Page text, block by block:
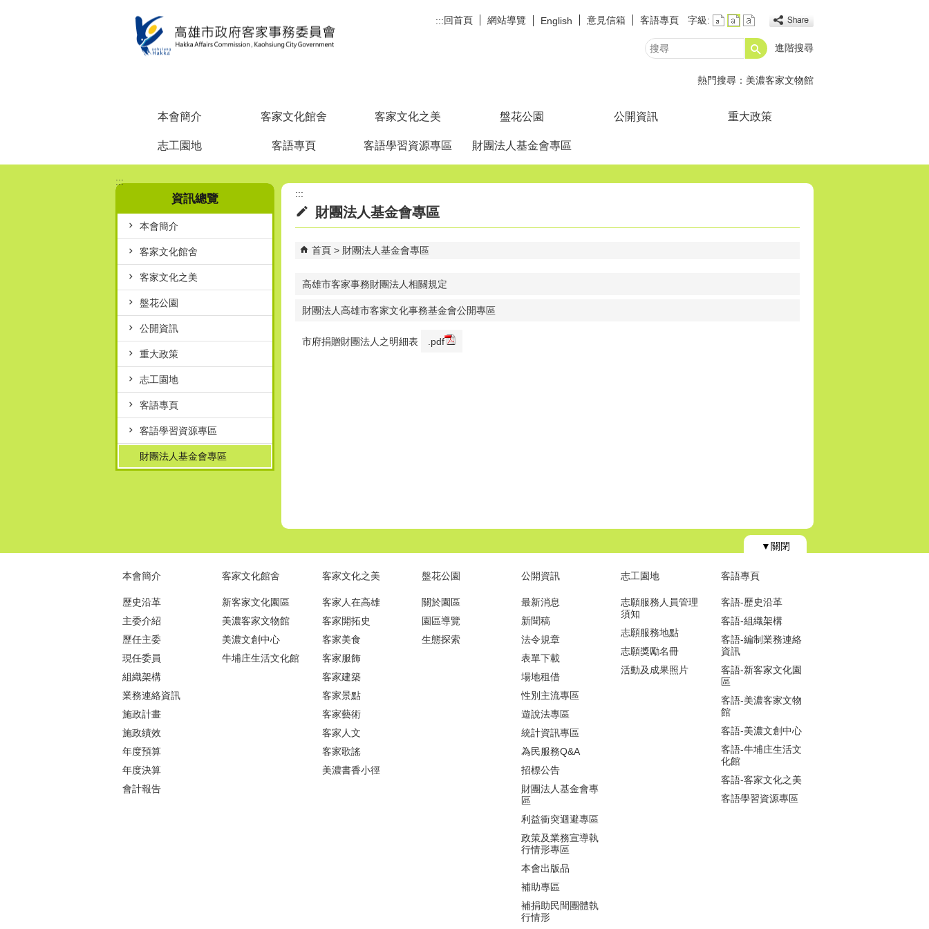
:::回首頁 網站導覽 English 意見信箱 客語專頁 字級:
搜
進階搜尋
熱門搜尋： 美濃客家文物館
本會簡介 客家文化館舍 客家文化之美 盤花公園 公開資訊 重大政策
志工園地 客語專頁 客語學習資源專區 財團法人基金會專區
:::
資訊總覽
本會簡介
客家文化館舍
客家文化之美
盤花公園
公開資訊
重大政策
志工園地
客語專頁
客語學習資源專區
財團法人基金會專區
:::
財團法人基金會專區
首頁 財團法人基金會專區
高雄市客家事務財團法人相關規定
財團法人高雄市客家文化事務基金會公開專區
市府捐贈財團法人之明細表 .pdf
▼關閉
本會簡介
歷史沿革
主委介紹
歷任主委
現任委員
組織架構
業務連絡資訊
施政計畫
施政績效
年度預算
年度決算
會計報告
客家文化館舍
新客家文化園區
美濃客家文物館
美濃文創中心
牛埔庄生活文化館
客家文化之美
客家人在高雄
客家開拓史
客家美食
客家服飾
客家建築
客家景點
客家藝術
客家人文
客家歌謠
美濃書香小徑
盤花公園
關於園區
園區導覽
生態探索
公開資訊
最新消息
新聞稿
法令規章
表單下載
場地租借
性別主流專區
遊說法專區
統計資訊專區
為民服務Q&A
招標公告
財團法人基金會專
區
利益衝突迴避專區
政策及業務宣導執
行情形專區
本會出版品
補助專區
補捐助民間團體執
行情形
志工園地
志願服務人員管理
須知
志願服務地點
志願獎勵名冊
活動及成果照片
客語專頁
客語-歷史沿革
客語-組織架構
客語-編制業務連絡
資訊
客語-新客家文化園
區
客語-美濃客家文物
館
客語-美濃文創中心
客語-牛埔庄生活文
化館
客語-客家文化之美
客語學習資源專區